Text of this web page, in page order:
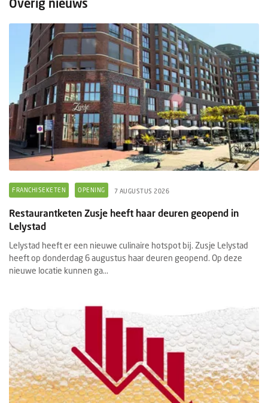
FRANCHISEKETEN OPENING 7 AUGUSTUS 2026
Restaurantketen Zusje heeft haar deuren geopend in
Lelystad
Lelystad heeft er een nieuwe culinaire hotspot bij. Zusje Lelystad
heeft op donderdag 6 augustus haar deuren geopend. Op deze
nieuwe locatie kunnen ga...